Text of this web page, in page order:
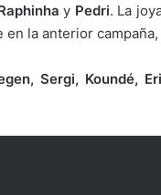
y Pedri. La
en la anterior
Sergi, Koundé,